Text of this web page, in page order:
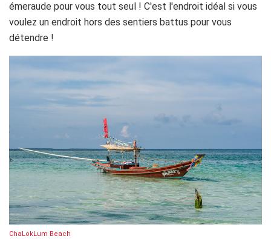
émeraude pour vous tout seul ! C'est l'endroit idéal si vous
voulez un endroit hors des sentiers battus pour vous
détendre !
ChaLokLum Beach